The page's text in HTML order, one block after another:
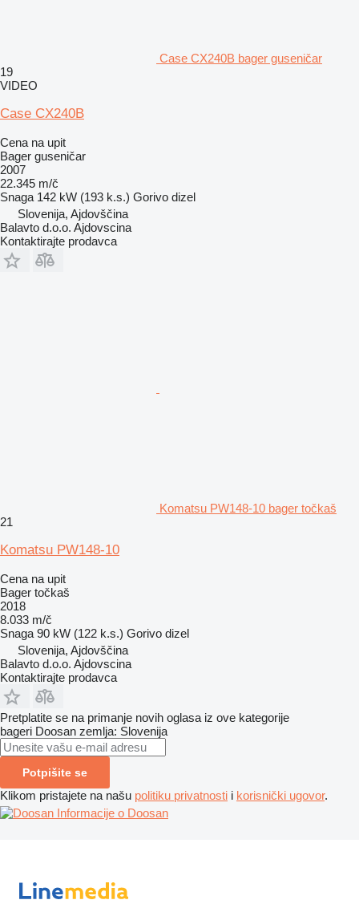
Case CX240B bager guseničar
19
VIDEO
Case CX240B
Cena na upit
Bager guseničar
2007
22.345 m/č
Snaga 142 kW (193 k.s.) Gorivo dizel
Slovenija, Ajdovščina
Balavto d.o.o. Ajdovscina
Kontaktirajte prodavca
Komatsu PW148-10 bager točkaš
21
Komatsu PW148-10
Cena na upit
Bager točkaš
2018
8.033 m/č
Snaga 90 kW (122 k.s.) Gorivo dizel
Slovenija, Ajdovščina
Balavto d.o.o. Ajdovscina
Kontaktirajte prodavca
Pretplatite se na primanje novih oglasa iz ove kategorije
bageri Doosan zemlja: Slovenija
Potpišite se
Klikom pristajete na našu politiku privatnosti i korisnički ugovor.
Informacije o Doosan